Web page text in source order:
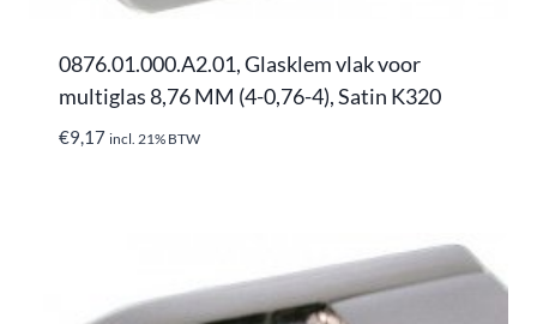
0876.01.000.A2.01, Glasklem vlak voor
multiglas 8,76 MM (4-0,76-4), Satin K320
€9,17 incl. 21% BTW